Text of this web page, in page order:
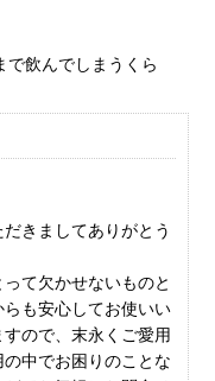
で飲んでしまうくら
きましてありがとう
て欠かせないものと
も安心してお使いい
ので、末永くご愛用
中でお困りのことな